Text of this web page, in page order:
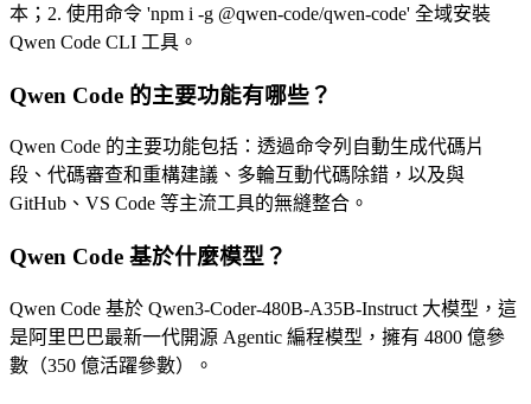
本；2. 使用命令 'npm i -g @qwen-code/qwen-code' 全域安裝
Qwen Code CLI 工具。
Qwen Code 的主要功能有哪些？
Qwen Code 的主要功能包括：透過命令列自動生成代碼片
段、代碼審查和重構建議、多輪互動代碼除錯，以及與
GitHub、VS Code 等主流工具的無縫整合。
Qwen Code 基於什麼模型？
Qwen Code 基於 Qwen3-Coder-480B-A35B-Instruct 大模型，這
是阿里巴巴最新一代開源 Agentic 編程模型，擁有 4800 億參
數（350 億活躍參數）。